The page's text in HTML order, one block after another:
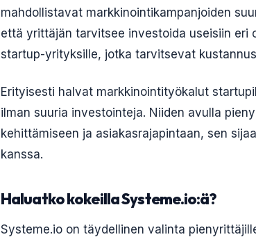
mahdollistavat markkinointikampanjoiden
että yrittäjän tarvitsee investoida useisiin eri
startup-yrityksille, jotka tarvitsevat
Erityisesti halvat markkinointityökalut
ilman suuria investointeja. Niiden avulla
kehittämiseen ja asiakasrajapintaan, sen
kanssa.
Haluatko kokeilla Systeme.io:ä?
Systeme.io on täydellinen valinta